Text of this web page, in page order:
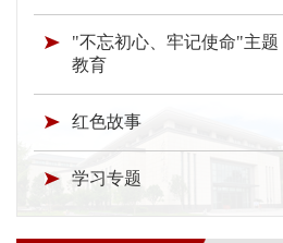
"不忘初心、牢记使命"主题
教育
红色故事
学习专题